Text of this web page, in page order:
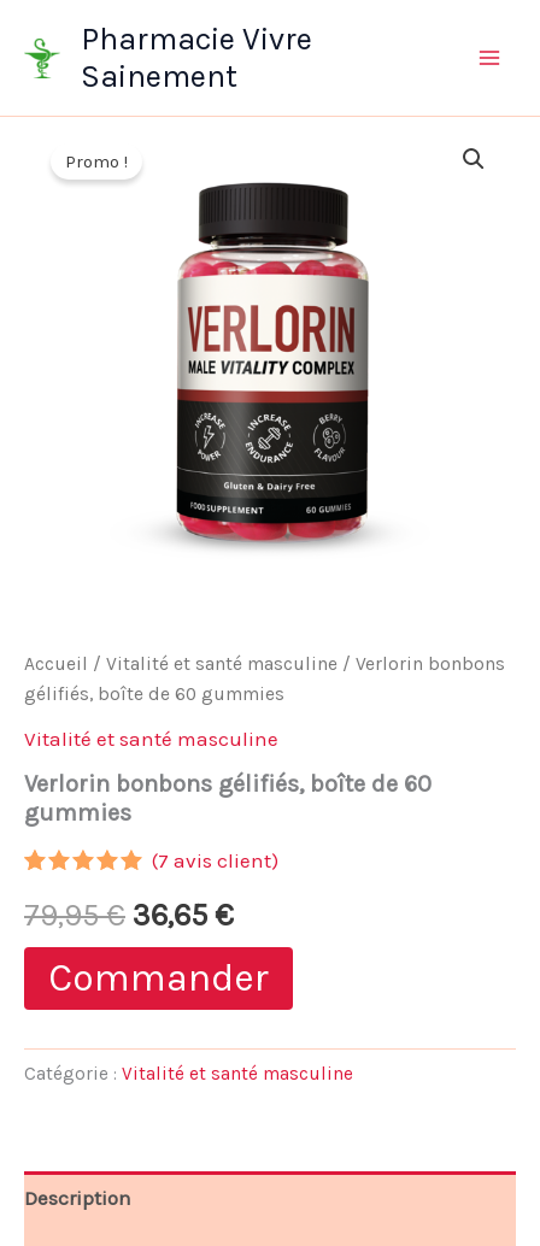
contenu
Pharmacie Vivre
Sainement
Promo !
Accueil / Vitalité et santé masculine / Verlorin bonbons
gélifiés, boîte de 60 gummies
Vitalité et santé masculine
Verlorin bonbons gélifiés, boîte de 60
gummies
sur 5
basé sur
notations
client
(7 avis client)
79,95€ Le
prix
initial
était :
36,65 €Le
prix
actuel
est :
Commander
Catégorie : Vitalité et santé masculine
Description